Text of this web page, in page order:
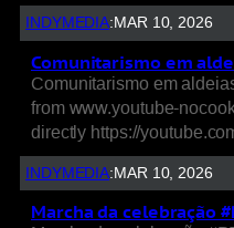
INDYMEDIA: MAR 10, 2026
Comunitarismo em
Comunitarismo em
from www.youtube-
directly https://
INDYMEDIA: MAR 10, 2026
Marcha da celebração